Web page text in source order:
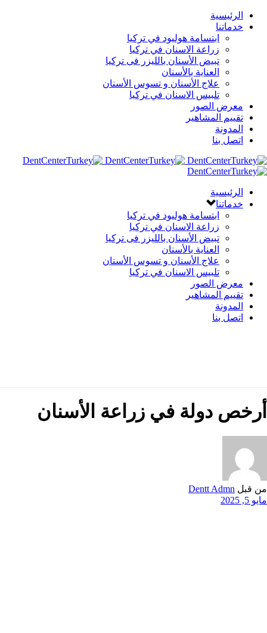
الرئيسية
خدماتنا
ابتسامة هوليود في تركيا
زراعة الاسنان في تركيا
تبيض الأسنان بالليزر فى تركيا
العناية بالأسنان
علاج الأسنان و تسوس الأسنان
تلبيس الاسنان في تركيا
معرض الصور
تقييم المشاهير
المدونة
اتصل بنا
الرئيسية
خدماتنا
ابتسامة هوليود في تركيا
زراعة الاسنان في تركيا
تبيض الأسنان بالليزر فى تركيا
العناية بالأسنان
علاج الأسنان و تسوس الأسنان
تلبيس الاسنان في تركيا
معرض الصور
تقييم المشاهير
المدونة
اتصل بنا
أرخص دولة في زراعة الأسنان
من قبل Dentt Admn
مايو 5, 2025